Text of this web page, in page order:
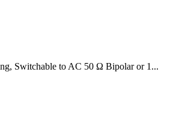
Switchable to AC 50 Ω Bipolar or 1...